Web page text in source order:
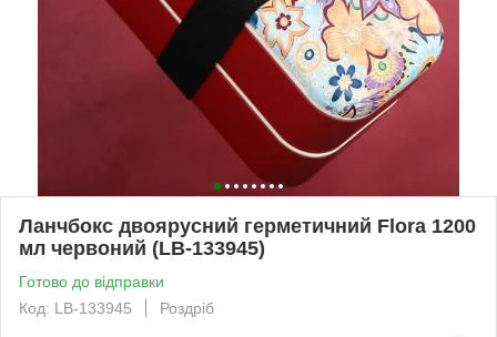
Ланчбокс двоярусний герметичний Flora 1200
мл червоний (LB-133945)
Готово до відправки
Код: LB-133945
Роздріб